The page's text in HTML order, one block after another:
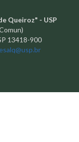
Queiroz" - USP
13418-900